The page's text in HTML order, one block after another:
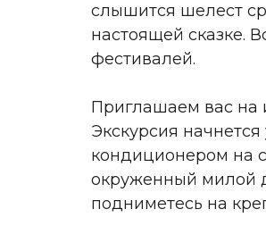
слышится шелест
настоящей сказке.
фестивалей.
Приглашаем вас на
Экскурсия
кондиционером на
окруженный милой
подниметесь на